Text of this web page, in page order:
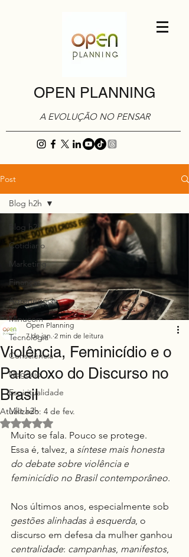
OPEN PLANNING
A EVOLUÇÃO NO PENSAR
Post
Blog h2h
Cotidiano
Marketing
Finanças
Agronegócio
Minucom
Tecnologia
Consciência
Negócio
Espiritualidade
Mkt h2h
Blog h2h
Violência, Feminicídio e o
Paradoxo do Discurso no
Brasil
Open Planning
7 de jan. 2 min de leitura
Atualizado: 4 de fev.
Avaliado com NaN de 5 estrelas.
Muito se fala. Pouco se protege.
Essa é, talvez, a síntese mais honesta
do debate sobre violência e
feminicídio no Brasil contemporâneo.
Nos últimos anos, especialmente sob
gestões alinhadas à esquerda, o
discurso em defesa da mulher ganhou
centralidade: campanhas, manifestos,